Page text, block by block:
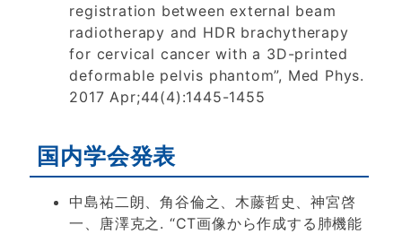
registration between external beam
radiotherapy and HDR brachytherapy
for cervical cancer with a 3D-printed
deformable pelvis phantom”, Med Phys.
2017 Apr;44(4):1445-1455
国内学会発表
中島祐二朗、角谷倫之、木藤哲史、神宮啓
一、唐澤克之. “CT画像から作成する肺機能